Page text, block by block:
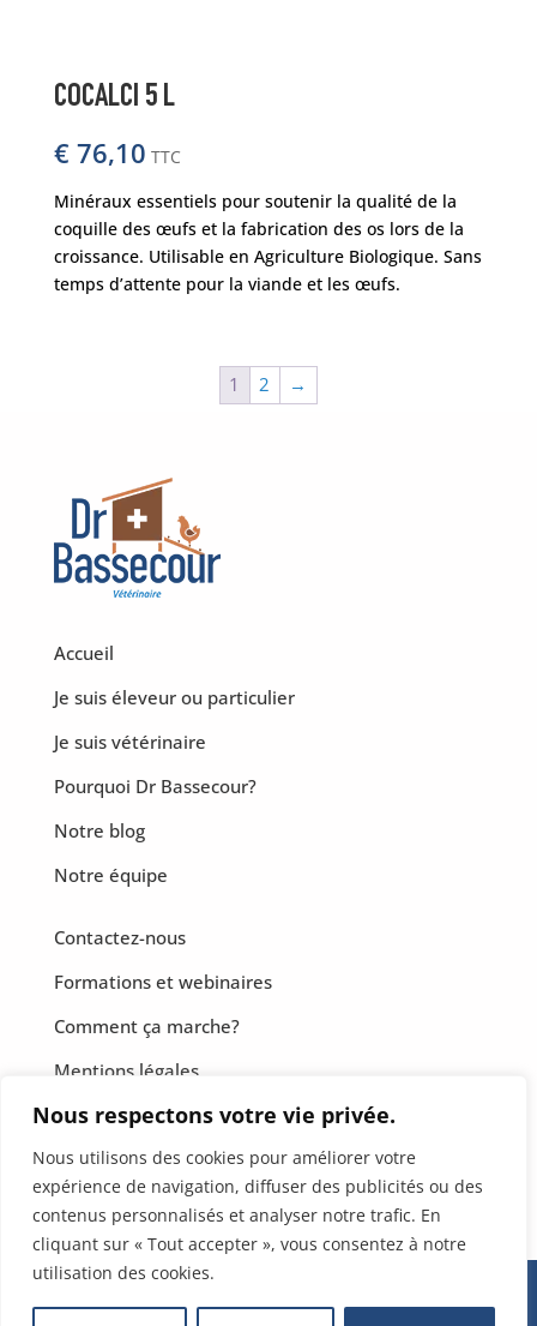
Nous respectons votre vie privée.
Nous utilisons des cookies pour améliorer votre
expérience de navigation, diffuser des publicités ou des
contenus personnalisés et analyser notre trafic. En
cliquant sur « Tout accepter », vous consentez à notre
utilisation des cookies.
COCALCI 5 L
€ 76,10 TTC
Minéraux essentiels pour soutenir la qualité de la
coquille des œufs et la fabrication des os lors de la
croissance. Utilisable en Agriculture Biologique. Sans
temps d’attente pour la viande et les œufs.
1 2 →
Accueil
Je suis éleveur ou particulier
Je suis vétérinaire
Pourquoi Dr Bassecour?
Notre blog
Notre équipe
Contactez-nous
Formations et webinaires
Comment ça marche?
Mentions légales
CGF
Politique de confidentialité